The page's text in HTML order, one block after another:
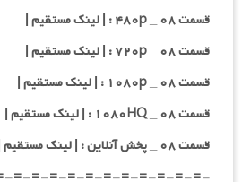
قسمت ۰۸ _ ۴۸۰p : | لینک مستقیم |
قسمت ۰۸ _ ۷۲۰p : | لینک مستقیم |
قسمت ۰۸ _ ۱۰۸۰p : | لینک مستقیم |
قسمت ۰۸ _ ۱۰۸۰HQ : | لینک مستقیم |
قسمت ۰۸ _ پخش آنلاین : | لینک مستقیم |
=-=-=-=-=-=-=-=-=-=-=-